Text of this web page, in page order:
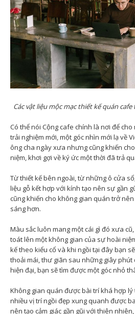
Các vật liệu mộc mạc thiết kế quán
Có thể nói Cộng cafe chính là nơi để
trải nghiệm mới, một góc nhìn mới lạ về
ông cha ngày xưa nhưng cũng khiến
niệm, khơi gợi về ký ức một thời đã trả
Từ thiết kế bên ngoài, từ những ô cửa
liệu gỗ kết hợp với kính tạo nên sự gần
cũng khiến cho không gian quán trở
sáng hơn.
Màu sắc luôn mang một cái gì đó xưa
toát lên một không gian của sự hoài
kế theo kiểu cổ và khi ngồi tại đây bạn
thoải mái, thư giãn sau những giây phút
hiện đại, bạn sẽ tìm được một góc nhỏ
Không gian quán được bài trí khá hợp lý
nhiều vị trí ngồi đẹp xung quanh được
nên tạo cảm giác gần gũi với thiên